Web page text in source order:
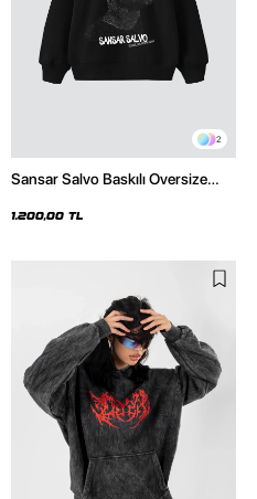
2
Sansar Salvo Baskılı Oversize
1.200,00 TL